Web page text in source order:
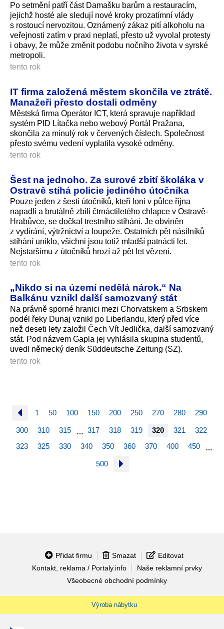
Po setmění patří část Damašku barům a restauracím,
jejichž hosté ale sledují nové kroky prozatímní vlády
s rostoucí nervozitou. Oznámený zákaz pití alkoholu na
veřejnosti zatím v praxi neplatí, přesto už vyvolal protesty
i obavy, že může změnit podobu nočního života v syrské
metropoli.
tento rok
IT firma založená městem skončila ve ztrátě.
Manažeři přesto dostali odměny
Městská firma Operátor ICT, která spravuje například
systém PID Lítačka nebo webový Portál Pražana,
skončila za minulý rok v červených číslech. Společnost
přesto svému vedení vyplatila vysoké odměny.
tento rok
Šest na jednoho. Za surové zbití školáka v
Ostravě stíhá policie jediného útočníka
Pouze jeden z šesti útočníků, kteří loni v půlce října
napadli a brutálně zbili čtrnáctiletého chlapce v Ostravě-
Hrabůvce, se dočkal trestního stíhání. Je obviněn
z vydírání, výtržnictví a loupeže. Ostatních pět násilníků
stíhání uniklo, všichni jsou totiž mladší patnácti let.
Nejstaršímu z útočníků hrozí až pět let vězení.
tento rok
„Nikdo si na území nedělá nárok.“ Na
Balkánu vznikl další samozvaný stát
Na právně sporné hranici mezi Chorvatskem a Srbskem
podél řeky Dunaj vznikl po Liberlandu, který před více
než deseti lety založil Čech Vít Jedlička, další samozvaný
stát. Pod názvem Gapla jej vyhlásila skupina studentů,
uvedl německý deník Süddeutsche Zeitung (SZ).
tento rok
1 50 100 150 200 250 270 280 290
300 310 315 … 317 318 319 320 321
322
323
325 330 340 350 360 370 400 450 …
500
Přidat firmu Smazat
Editovat
Kontakt, reklama / Portaly.info
Naše reklamní prvky
Všeobecné obchodní podmínky
Výroba nábytku